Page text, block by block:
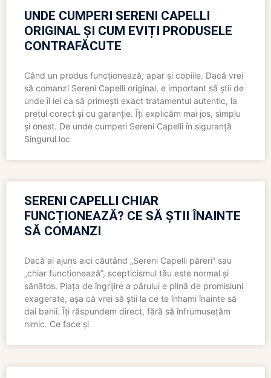
UNDE CUMPERI SERENI CAPELLI
ORIGINAL ȘI CUM EVIȚI PRODUSELE
CONTRAFĂCUTE
Când un produs funcționează, apar și copiile. Dacă vrei
să comanzi Sereni Capelli original, e important să știi de
unde îl iei ca să primești exact tratamentul autentic, la
prețul corect și cu garanție. Îți explicăm mai jos, simplu
și onest. De unde cumperi Sereni Capelli în siguranță
Singurul loc
SERENI CAPELLI CHIAR
FUNCȚIONEAZĂ? CE SĂ ȘTII ÎNAINTE
SĂ COMANZI
Dacă ai ajuns aici căutând „Sereni Capelli păreri” sau
„chiar funcționează”, scepticismul tău este normal și
sănătos. Piața de îngrijire a părului e plină de promisiuni
exagerate, așa că vrei să știi la ce te înhami înainte să
dai banii. Îți răspundem direct, fără să înfrumusețăm
nimic. Ce face și